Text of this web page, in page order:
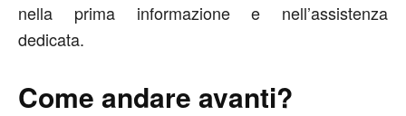
nella prima informazione e nell’assistenza
dedicata.
Come andare avanti?